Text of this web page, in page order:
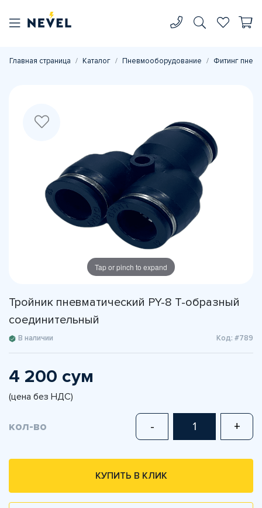
Главная страница Каталог Пневмооборудование Фитинг
Tap or pinch to expand
Тройник пневматический PY-8 T-образный
соединительный
В наличии Код: #789
4 200 сум
(цена без НДС)
кол-во - +
КУПИТЬ В КЛИК